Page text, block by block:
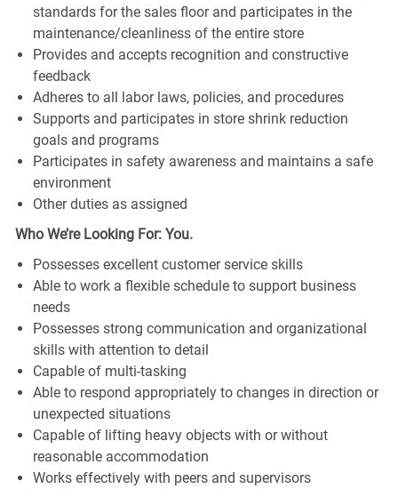
standards for the sales floor and participates in the
maintenance/cleanliness of the entire store
Provides and accepts recognition and constructive
feedback
Adheres to all labor laws, policies, and procedures
Supports and participates in store shrink reduction
goals and programs
Participates in safety awareness and maintains a safe
environment
Other duties as assigned
Who We’re Looking For: You.
Possesses excellent customer service skills
Able to work a flexible schedule to support business
needs
Possesses strong communication and organizational
skills with attention to detail
Capable of multi-tasking
Able to respond appropriately to changes in direction or
unexpected situations
Capable of lifting heavy objects with or without
reasonable accommodation
Works effectively with peers and supervisors